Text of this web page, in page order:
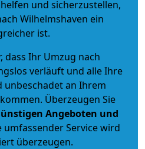
und sicherzustellen,
Wilhelmshaven ein
ist.
dass Ihr Umzug nach
verläuft und alle Ihre
unbeschadet an Ihrem
Überzeugen Sie
Angeboten und
umfassender Service wird
überzeugen.